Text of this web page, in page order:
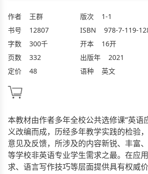
作者
王群
书号
12807
字数
300千
页数
332
定价
48
版次
1-1
ISBN
978-7-119-
开本
16开
出版年
2021
语种
英文
本教材由作者多年全校公共选修课“英语
义改编而成，历经多年教学实践的检验
意见及反馈，所涉及的内容新锐、丰富
等学校非英语专业学生需求之最。在应
求、语言写作技巧等层面提供具有权威